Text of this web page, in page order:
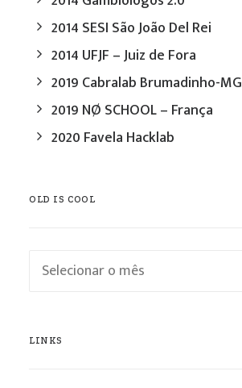
2014 SESI São João Del Rei
2014 UFJF – Juiz de Fora
2019 Cabralab Brumadinho-MG
2019 NØ SCHOOL – França
2020 Favela Hacklab
OLD IS COOL
Old
LINKS